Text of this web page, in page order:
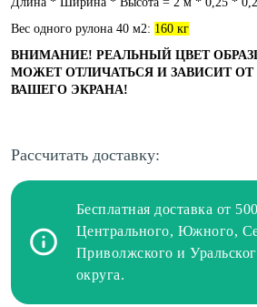
Вес одного рулона 40 м2: 160 кг
ВНИМАНИЕ! РЕАЛЬНЫЙ ЦВЕТ
МОЖЕТ ОТЛИЧАТЬСЯ И ЗАВИСИТ ОТ
ВАШЕГО ЭКРАНА!
Рассчитать доставку:
Бесплатная доставка от
Центрального, Южного,
Приволжского и
округа.